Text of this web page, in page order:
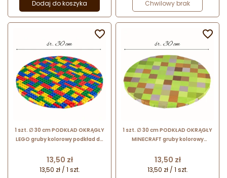
Dodaj do koszyka Chwilowy brak
1 szt. ∅ 30 cm PODKŁAD OKRĄGŁY
LEGO gruby kolorowy podkład do
Cena
13,50 zł
13,50 zł / 1 szt.

1 szt. ∅ 30 cm PODKŁAD OKRĄGŁY
MINECRAFT gruby kolorowy
1.2 cm
Cena
13,50 zł
13,50 zł / 1 szt.
